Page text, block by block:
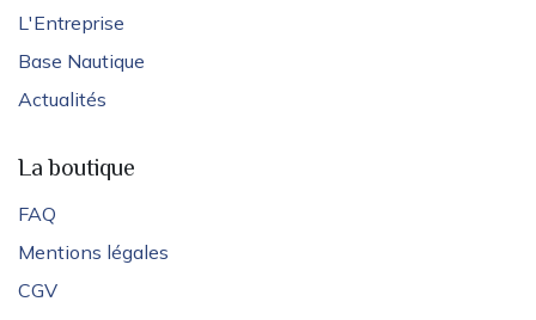
L'Entreprise
Base Nautique
Actualités
La boutique
FAQ
Mentions légales
CGV